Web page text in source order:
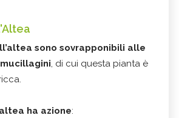
sono sovrapponibili alle
, di cui questa pianta è
ha azione: